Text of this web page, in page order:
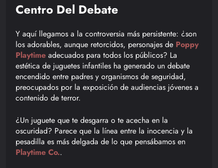
Centro Del Debate
Y aquí llegamos a la controversia más persistente: ¿son
los adorables, aunque retorcidos, personajes de Poppy
Playtime adecuados para todos los públicos? La
estética de juguetes infantiles ha generado un debate
encendido entre padres y organismos de seguridad,
preocupados por la exposición de audiencias jóvenes a
contenido de terror.
¿Un juguete que te desgarra o te acecha en la
oscuridad? Parece que la línea entre la inocencia y la
pesadilla es más delgada de lo que pensábamos en
Playtime Co..